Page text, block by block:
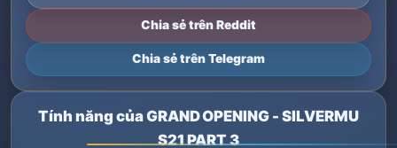
Chia sẻ trên Reddit
Chia sẻ trên Telegram
Tính năng của GRAND OPENING - SILVERMU
S21 PART 3